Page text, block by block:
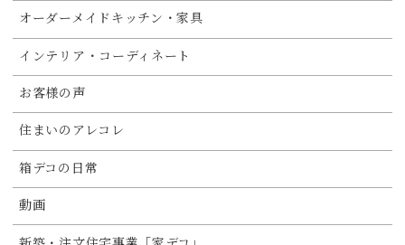
オーダーメイドキッチン・家具
インテリア・コーディネート
お客様の声
住まいのアレコレ
箱デコの日常
動画